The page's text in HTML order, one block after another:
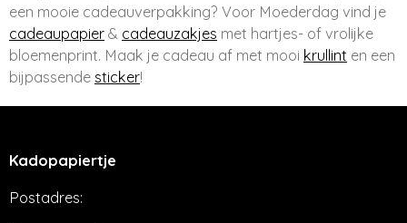
een mooie cadeauverpakking? Voor Moederdag vind je
cadeaupapier & cadeauzakjes met hartjes- of vrolijke
bloemenprint. Maak je cadeau af met mooi krullint en een
bijpassende sticker!
Kadopapiertje
Postadres: